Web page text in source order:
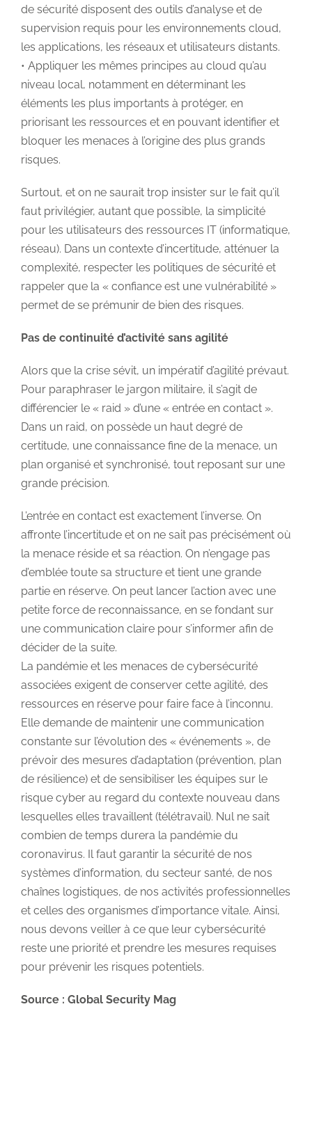
de sécurité disposent des outils d’analyse et de
supervision requis pour les environnements cloud,
les applications, les réseaux et utilisateurs distants.
• Appliquer les mêmes principes au cloud qu’au
niveau local, notamment en déterminant les
éléments les plus importants à protéger, en
priorisant les ressources et en pouvant identifier et
bloquer les menaces à l’origine des plus grands
risques.
Surtout, et on ne saurait trop insister sur le fait qu’il
faut privilégier, autant que possible, la simplicité
pour les utilisateurs des ressources IT (informatique,
réseau). Dans un contexte d’incertitude, atténuer la
complexité, respecter les politiques de sécurité et
rappeler que la « confiance est une vulnérabilité »
permet de se prémunir de bien des risques.
Pas de continuité d’activité sans agilité
Alors que la crise sévit, un impératif d’agilité prévaut.
Pour paraphraser le jargon militaire, il s’agit de
différencier le « raid » d’une « entrée en contact ».
Dans un raid, on possède un haut degré de
certitude, une connaissance fine de la menace, un
plan organisé et synchronisé, tout reposant sur une
grande précision.
L’entrée en contact est exactement l’inverse. On
affronte l’incertitude et on ne sait pas précisément où
la menace réside et sa réaction. On n’engage pas
d’emblée toute sa structure et tient une grande
partie en réserve. On peut lancer l’action avec une
petite force de reconnaissance, en se fondant sur
une communication claire pour s’informer afin de
décider de la suite.
La pandémie et les menaces de cybersécurité
associées exigent de conserver cette agilité, des
ressources en réserve pour faire face à l’inconnu.
Elle demande de maintenir une communication
constante sur l’évolution des « événements », de
prévoir des mesures d’adaptation (prévention, plan
de résilience) et de sensibiliser les équipes sur le
risque cyber au regard du contexte nouveau dans
lesquelles elles travaillent (télétravail). Nul ne sait
combien de temps durera la pandémie du
coronavirus. Il faut garantir la sécurité de nos
systèmes d’information, du secteur santé, de nos
chaînes logistiques, de nos activités professionnelles
et celles des organismes d’importance vitale. Ainsi,
nous devons veiller à ce que leur cybersécurité
reste une priorité et prendre les mesures requises
pour prévenir les risques potentiels.
Source : Global Security Mag